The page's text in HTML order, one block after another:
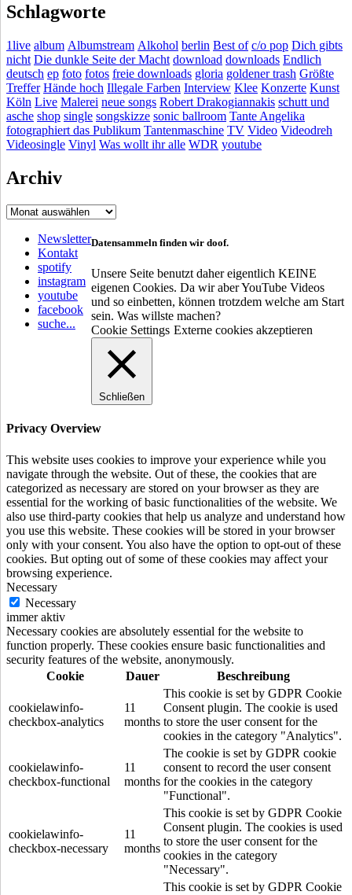
Schlagworte
1live album Albumstream Alkohol berlin Best of c/o pop Dich gibts
nicht Die dunkle Seite der Macht download downloads Endlich
deutsch ep foto fotos freie downloads gloria goldener trash Größte
Treffer Hände hoch Illegale Farben Interview Klee Konzerte Kunst
Köln Live Malerei neue songs Robert Drakogiannakis schutt und
asche shop single songskizze sonic ballroom Tante Angelika
fotographiert das Publikum Tantenmaschine TV Video Videodreh
Videosingle Vinyl Was wollt ihr alle WDR youtube
Archiv
Archiv
Newsletter
Kontakt
spotify
instagram
youtube
facebook
suche...
Datensammeln finden wir doof.
Unsere Seite benutzt daher eigentlich KEINE
eigenen Cookies. Da wir aber YouTube Videos
und so einbetten, können trotzdem welche am Start
sein. Was willste machen?
Cookie Settings Externe cookies akzeptieren
Schließen
Privacy Overview
This website uses cookies to improve your experience while you
navigate through the website. Out of these, the cookies that are
categorized as necessary are stored on your browser as they are
essential for the working of basic functionalities of the website. We
also use third-party cookies that help us analyze and understand how
you use this website. These cookies will be stored in your browser
only with your consent. You also have the option to opt-out of these
cookies. But opting out of some of these cookies may affect your
browsing experience.
Necessary
Necessary
immer aktiv
Necessary cookies are absolutely essential for the website to
function properly. These cookies ensure basic functionalities and
security features of the website, anonymously.
Cookie
Dauer Beschreibung
cookielawinfo-
checkbox-analytics
11
months
This cookie is set by GDPR Cookie
Consent plugin. The cookie is used
to store the user consent for the
cookies in the category "Analytics".
cookielawinfo-
checkbox-functional
11
months
The cookie is set by GDPR cookie
consent to record the user consent
for the cookies in the category
"Functional".
cookielawinfo-
checkbox-necessary
11
months
This cookie is set by GDPR Cookie
Consent plugin. The cookies is used
to store the user consent for the
cookies in the category
"Necessary".
This cookie is set by GDPR Cookie